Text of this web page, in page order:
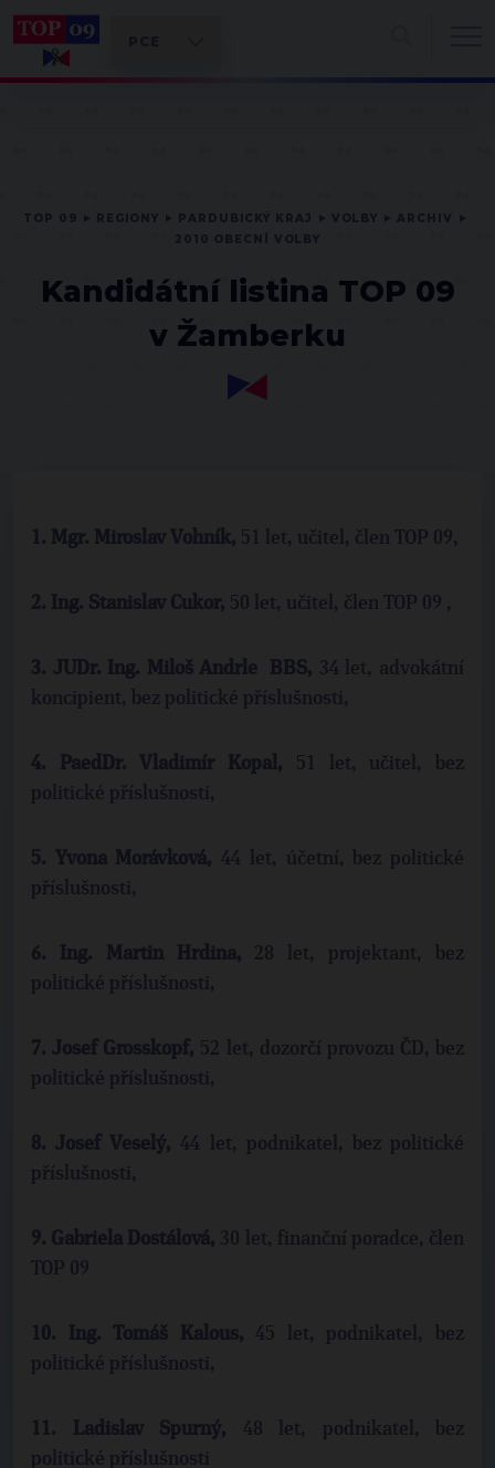
Kandidátní listina TOP 09
v Žamberku
1. Mgr. Miroslav Vohník, 51 let, učitel, člen TOP 09,
2. Ing. Stanislav Cukor, 50 let, učitel, člen TOP 09 ,
3. JUDr. Ing. Miloš Andrle BBS, 34 let, advokátní
koncipient, bez politické příslušnosti,
4. PaedDr. Vladimír Kopal, 51 let,
učitel, bez
politické příslušnosti,
5. Yvona Morávková, 44 let,
účetní, bez politické
příslušnosti,
6. Ing. Martin Hrdina, 28 let, projektant, bez
politické příslušnosti,
7. Josef Grosskopf, 52 let, dozorčí provozu ČD, bez
politické příslušnosti,
8. Josef Veselý, 44 let, podnikatel, bez politické
příslušnosti,
9. Gabriela Dostálová, 30 let, finanční poradce, člen
TOP 09
10. Ing. Tomáš Kalous, 45 let, podnikatel, bez
politické příslušnosti,
11. Ladislav Spurný, 48 let, podnikatel, bez
politické příslušnosti